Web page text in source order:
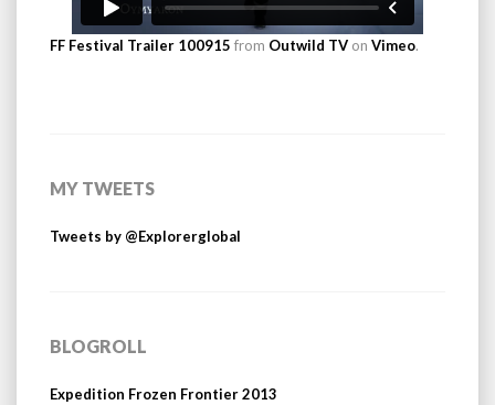
FF Festival Trailer 100915 from Outwild TV on Vimeo.
MY TWEETS
Tweets by @Explorerglobal
BLOGROLL
Expedition Frozen Frontier 2013